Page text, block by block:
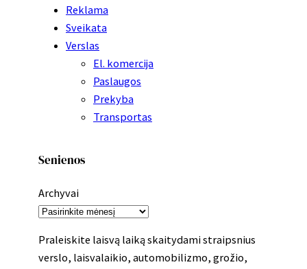
Reklama
Sveikata
Verslas
El. komercija
Paslaugos
Prekyba
Transportas
Senienos
Archyvai
Praleiskite laisvą laiką skaitydami straipsnius
verslo, laisvalaikio, automobilizmo, grožio,